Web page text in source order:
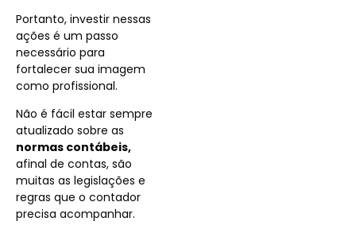
Portanto, investir nessas
ações é um passo
necessário para
fortalecer sua imagem
como profissional.
Não é fácil estar sempre
atualizado sobre as
normas contábeis,
afinal de contas, são
muitas as legislações e
regras que o contador
precisa acompanhar.